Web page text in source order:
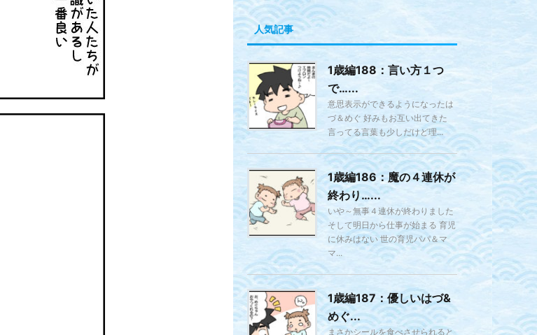
人気記事
1歳編188：言い方１つ
で…...
意思表示ができるようになったは
づ＆めぐ 好みもお互い出てきた
言ってる言葉も少しだけど理...
1歳編186：魔の４連休が
終わり…...
いや～無事４連休が終わりました
そして明日から仕事が始まる 育児
に休みはない 世の育児パパ＆マ
マ...
1歳編187：優しいはづ&
めぐ...
まさかシールを食べさせられると